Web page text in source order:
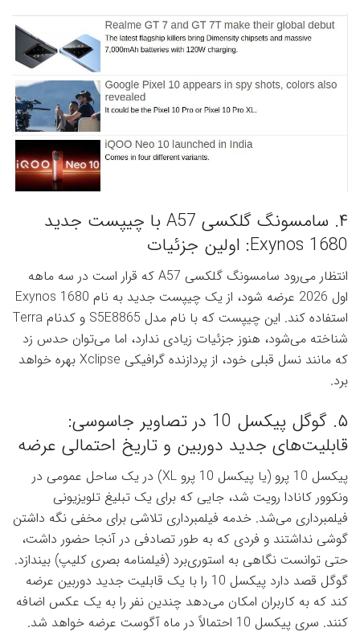
۴. سامسونگ گلکسی A57 با چیپست جدید
Exynos 1680: اولین جزئیات
انتظار می‌رود سامسونگ گلکسی A57 که قرار است در سه ماهه
اول 2026 عرضه شود، از یک چیپست جدید به نام Exynos 1680
استفاده کند. این چیپست که با نام مدل S5E8865 و کدنام Terra
شناخته می‌شود، هنوز جزئیات زیادی ندارد، اما می‌توان حدس زد
که مانند نسل قبلی خود، از پردازنده گرافیکی Xclipse بهره خواهد
برد.
۵. گوگل پیکسل 10 در تصاویر جاسوسی:
قابلیت‌های جدید دوربین و تاریخ احتمالی عرضه
پیکسل 10 پرو (یا پیکسل 10 پرو XL) در یک ساحل عمومی در
ونکوور کانادا رویت شد، جایی که برای یک تبلیغ تلویزیونی
فیلمبرداری می‌شد. خدمه فیلمبرداری تلاشی برای مخفی نگه داشتن
گوشی نداشتند و فردی که به طور تصادفی در آنجا حضور داشت،
حتی توانست نگاهی به استوری‌برد (فیلمنامه بصری کلیپ) بیندازد.
گوگل قصد دارد پیکسل 10 را با یک قابلیت جدید دوربین عرضه
کند که به کاربران امکان می‌دهد چندین نفر را به یک عکس اضافه
کنند. سری پیکسل 10 احتمالاً در ماه آگوست عرضه خواهد شد.